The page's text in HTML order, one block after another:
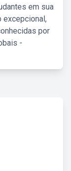
em sua
excepcional,
por
-